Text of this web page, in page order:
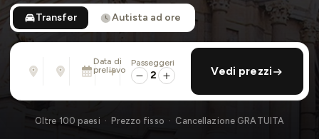
Transfer Autista ad ore
Indirizzo, aeroporto, albergo, ...
Indirizzo, aeroporto, albergo, ...
Data di
prelievo
Dom 9 Ago · 13:45
aggiungi ritorno
Passeggeri
2 Vedi prezzi
Oltre 100 paesi · Prezzo fisso · Cancellazione GRATUITA